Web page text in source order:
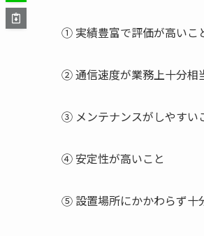
① 実績豊富で評価が高いこ
② 通信速度が業務上十分相
③ メンテナンスがしやすい
④ 安定性が高いこと
⑤ 設置場所にかかわらず十